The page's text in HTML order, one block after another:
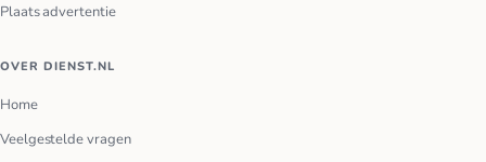
Plaats advertentie
OVER DIENST.NL
Home
Veelgestelde vragen